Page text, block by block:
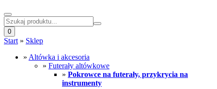
0
Start » Sklep
» Altówka i akcesoria
» Futerały altówkowe
» Pokrowce na futerały, przykrycia na
instrumenty